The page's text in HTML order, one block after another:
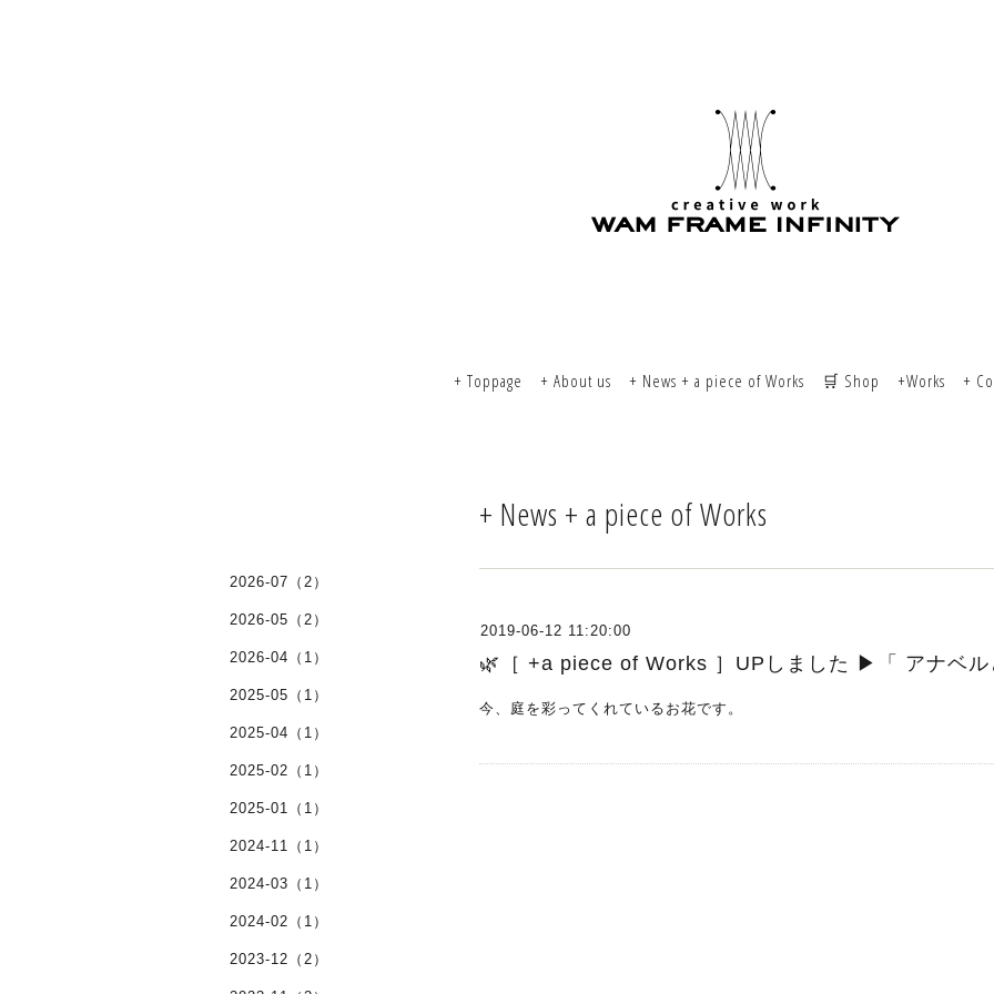
+ Toppage + About us + News + a piece of Works 🛒 Shop +Works +
+ News + a piece of Works
2019-06-12 11:20:00
🌿［ +a piece of Works ］UPしました ▶︎「 アナベル
今、庭を彩ってくれているお花です。
2026-07（2）
2026-05（2）
2026-04（1）
2025-05（1）
2025-04（1）
2025-02（1）
2025-01（1）
2024-11（1）
2024-03（1）
2024-02（1）
2023-12（2）